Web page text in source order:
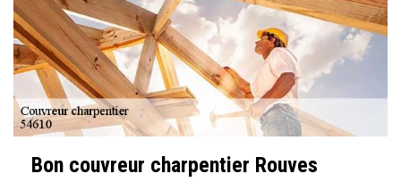
Bon couvreur charpentier Rouves